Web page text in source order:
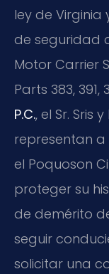
ley de
de seguridad
Motor Carrier
Parts 383, 391,
P.C., el Sr. Sris
representan
el Poquoson
proteger su
de demérito
seguir
solicitar una